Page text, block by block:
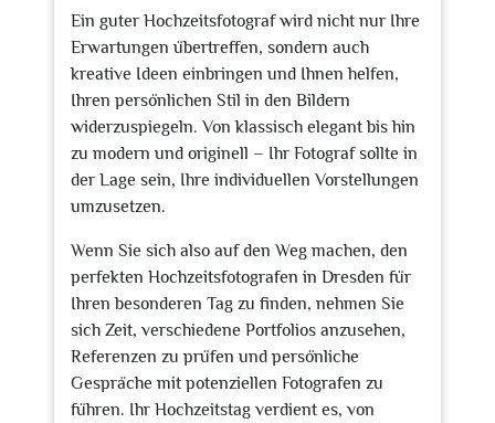
Ein guter Hochzeitsfotograf wird nicht nur Ihre
Erwartungen übertreffen, sondern auch
kreative Ideen einbringen und Ihnen helfen,
Ihren persönlichen Stil in den Bildern
widerzuspiegeln. Von klassisch elegant bis hin
zu modern und originell – Ihr Fotograf sollte in
der Lage sein, Ihre individuellen Vorstellungen
umzusetzen.
Wenn Sie sich also auf den Weg machen, den
perfekten Hochzeitsfotografen in Dresden für
Ihren besonderen Tag zu finden, nehmen Sie
sich Zeit, verschiedene Portfolios anzusehen,
Referenzen zu prüfen und persönliche
Gespräche mit potenziellen Fotografen zu
führen. Ihr Hochzeitstag verdient es, von